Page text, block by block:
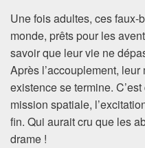
Une fois adultes, ces
monde, prêts pour les
savoir que leur vie ne
Après l’accouplement,
existence se termine.
mission spatiale,
fin. Qui aurait cru que les
drame !